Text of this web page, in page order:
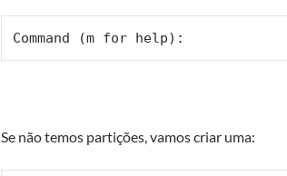
Command (m for help):
Se não temos partições, vamos criar uma: